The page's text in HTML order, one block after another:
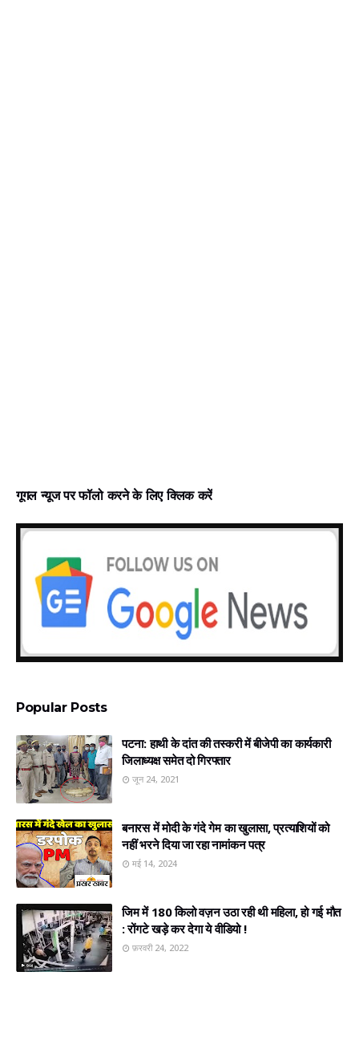
गूगल न्‍यूज पर फॉलो करने के लिए क्लिक करें
Popular Posts
पटना: हाथी के दांत की तस्करी में बीजेपी का कार्यकारी
जिलाध्यक्ष समेत दो गिरफ्तार
जून 24, 2021
बनारस में मोदी के गंदे गेम का खुलासा, प्रत्‍याशियों को
नहीं भरने दिया जा रहा नामांकन पत्र
मई 14, 2024
जिम में 180 किलो वज़न उठा रही थी महिला, हो गई मौत
: रोंगटे खड़े कर देगा ये वीडियो !
फ़रवरी 24, 2022